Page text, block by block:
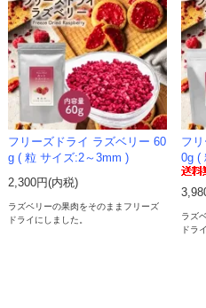
フリーズドライ ラズベリー 60
g ( 粒 サイズ:2～3mm )
2,300円(内税)
ラズベリーの果肉をそのままフリーズ
ドライにしました。
フ
0g (
ラズ
ドラ